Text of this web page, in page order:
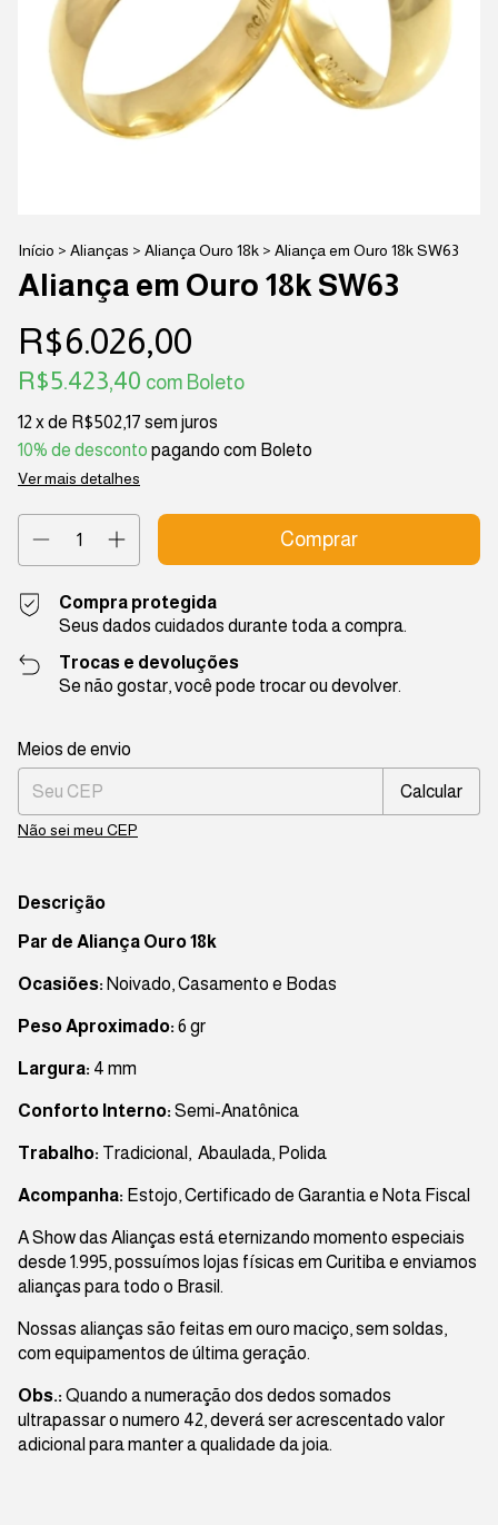
Início > Alianças > Aliança Ouro 18k > Aliança em Ouro 18k SW63
Aliança em Ouro 18k SW63
R$6.026,00
R$5.423,40 com Boleto
12 x de R$502,17 sem juros
10% de desconto pagando com Boleto
Ver mais detalhes
Compra protegida
Seus dados cuidados durante toda a compra.
Trocas e devoluções
Se não gostar, você pode trocar ou devolver.
Entregas para o CEP:
Meios de envio
Calcular
Não sei meu CEP
Descrição
Par de Aliança Ouro 18k
Ocasiões: Noivado, Casamento e Bodas
Peso Aproximado: 6 gr
Largura: 4 mm
Conforto Interno: Semi-Anatônica
Trabalho: Tradicional, Abaulada, Polida
Acompanha: Estojo, Certificado de Garantia e Nota Fiscal
A Show das Alianças está eternizando momento especiais
desde 1.995, possuímos lojas físicas em Curitiba e enviamos
alianças para todo o Brasil.
Nossas alianças são feitas em ouro maciço, sem soldas,
com equipamentos de última geração.
Obs.: Quando a numeração dos dedos somados
ultrapassar o numero 42, deverá ser acrescentado valor
adicional para manter a qualidade da joia.